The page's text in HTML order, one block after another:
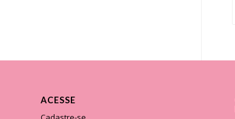
ACESSE